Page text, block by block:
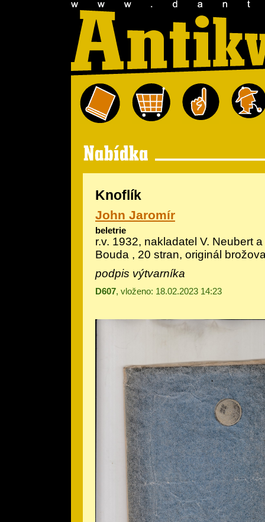
Knoflík
John Jaromír
beletrie
r.v. 1932, nakladatel V. Neubert
Bouda , 20 stran, originál
podpis výtvarníka
D607, vloženo: 18.02.2023 14:23